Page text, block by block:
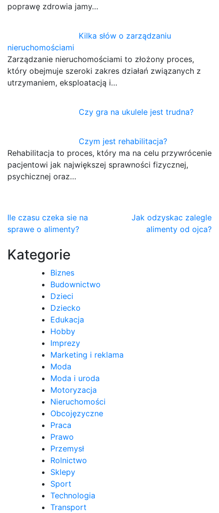
poprawę zdrowia jamy…
Kilka słów o zarządzaniu
nieruchomościami
Zarządzanie nieruchomościami to złożony proces,
który obejmuje szeroki zakres działań związanych z
utrzymaniem, eksploatacją i…
Czy gra na ukulele jest trudna?
Czym jest rehabilitacja?
Rehabilitacja to proces, który ma na celu przywrócenie
pacjentowi jak największej sprawności fizycznej,
psychicznej oraz…
Nawigacja
wpisu
Ile czasu czeka sie na
sprawe o alimenty?
Jak odzyskac zalegle
alimenty od ojca?
Kategorie
Biznes
Budownictwo
Dzieci
Dziecko
Edukacja
Hobby
Imprezy
Marketing i reklama
Moda
Moda i uroda
Motoryzacja
Nieruchomości
Obcojęzyczne
Praca
Prawo
Przemysł
Rolnictwo
Sklepy
Sport
Technologia
Transport